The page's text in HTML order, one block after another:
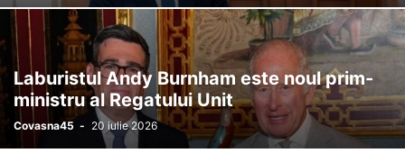
Laburistul Andy Burnham este noul prim-
ministru al Regatului Unit
Covasna45 - 20 iulie 2026